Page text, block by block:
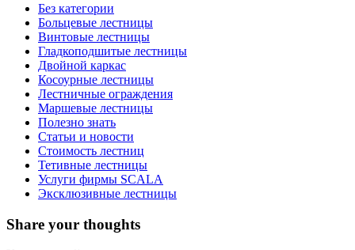
Без категории
Больцевые лестницы
Винтовые лестницы
Гладкоподшитые лестницы
Двойной каркас
Косоурные лестницы
Лестничные ограждения
Маршевые лестницы
Полезно знать
Статьи и новости
Стоимость лестниц
Тетивные лестницы
Услуги фирмы SCALA
Эксклюзивные лестницы
Share your thoughts